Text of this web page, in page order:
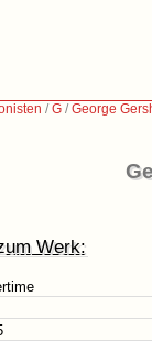
/G /George
Werk: